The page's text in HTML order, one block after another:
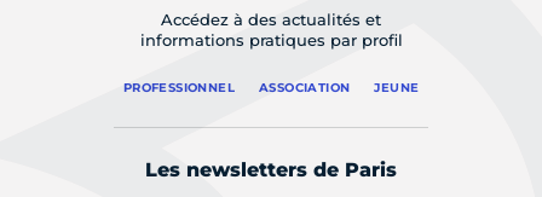
Accédez à des actualités et
informations pratiques par profil
PROFESSIONNEL ASSOCIATION JEUNE
Les newsletters de Paris